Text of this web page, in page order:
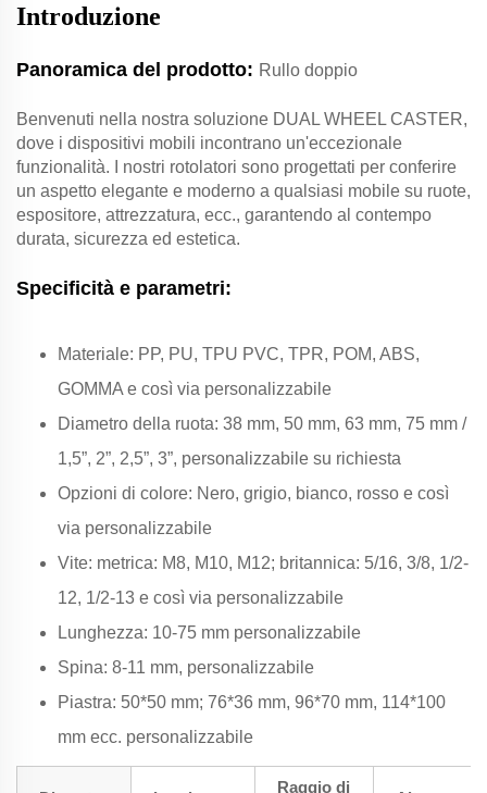
Introduzione
Panoramica del prodotto: Rullo doppio
Benvenuti nella nostra soluzione DUAL WHEEL CASTER,
dove i dispositivi mobili incontrano un'eccezionale
funzionalità. I nostri rotolatori sono progettati per conferire
un aspetto elegante e moderno a qualsiasi mobile su ruote,
espositore, attrezzatura, ecc., garantendo al contempo
durata, sicurezza ed estetica.
Specificità e parametri:
Materiale: PP, PU, TPU PVC, TPR, POM, ABS,
GOMMA e così via personalizzabile
Diametro della ruota: 38 mm, 50 mm, 63 mm, 75 mm /
1,5”, 2”, 2,5”, 3”, personalizzabile su richiesta
Opzioni di colore: Nero, grigio, bianco, rosso e così
via personalizzabile
Vite: metrica: M8, M10, M12; britannica: 5/16, 3/8, 1/2-
12, 1/2-13 e così via personalizzabile
Lunghezza: 10-75 mm personalizzabile
Spina: 8-11 mm, personalizzabile
Piastra: 50*50 mm; 76*36 mm, 96*70 mm, 114*100
mm ecc. personalizzabile
Raggio di